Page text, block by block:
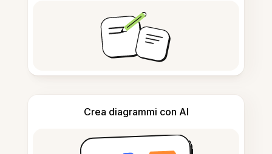
Crea diagrammi con AI